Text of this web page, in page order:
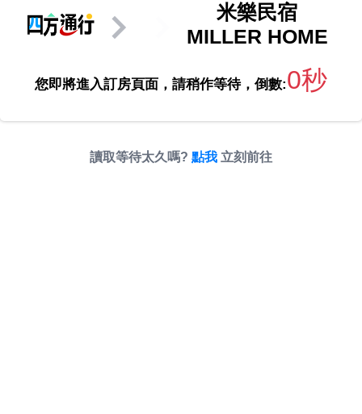
米樂民宿
MILLER HOME
您即將進入訂房頁面，請稍作等待，倒數:0秒
讀取等待太久嗎? 點我 立刻前往